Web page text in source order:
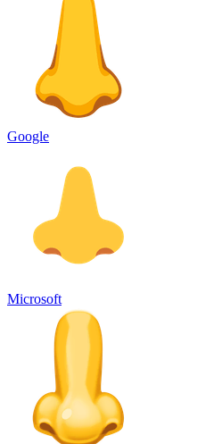
Google
Microsoft